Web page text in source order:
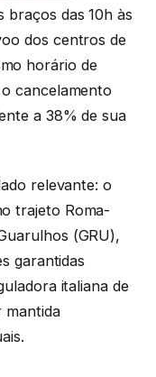
braços das 10h às
dos centros de
horário de
cancelamento
a 38% de sua
relevante: o
trajeto Roma-
(GRU),
garantidas
italiana de
mantida